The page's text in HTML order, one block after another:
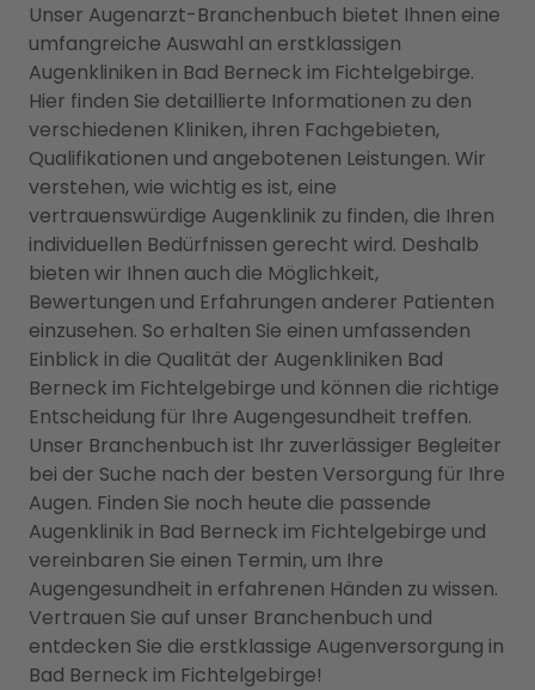
Unser Augenarzt-Branchenbuch bietet Ihnen eine
umfangreiche Auswahl an erstklassigen
Augenkliniken in Bad Berneck im Fichtelgebirge.
Hier finden Sie detaillierte Informationen zu den
verschiedenen Kliniken, ihren Fachgebieten,
Qualifikationen und angebotenen Leistungen. Wir
verstehen, wie wichtig es ist, eine
vertrauenswürdige Augenklinik zu finden, die Ihren
individuellen Bedürfnissen gerecht wird. Deshalb
bieten wir Ihnen auch die Möglichkeit,
Bewertungen und Erfahrungen anderer Patienten
einzusehen. So erhalten Sie einen umfassenden
Einblick in die Qualität der Augenkliniken Bad
Berneck im Fichtelgebirge und können die richtige
Entscheidung für Ihre Augengesundheit treffen.
Unser Branchenbuch ist Ihr zuverlässiger Begleiter
bei der Suche nach der besten Versorgung für Ihre
Augen. Finden Sie noch heute die passende
Augenklinik in Bad Berneck im Fichtelgebirge und
vereinbaren Sie einen Termin, um Ihre
Augengesundheit in erfahrenen Händen zu wissen.
Vertrauen Sie auf unser Branchenbuch und
entdecken Sie die erstklassige Augenversorgung in
Bad Berneck im Fichtelgebirge!